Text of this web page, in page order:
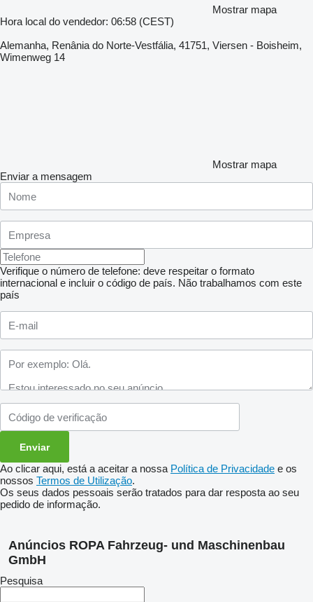
Mostrar mapa
Hora local do vendedor: 06:58 (CEST)
Alemanha, Renânia do Norte-Vestfália, 41751, Viersen - Boisheim,
Wimenweg 14
Mostrar mapa
Enviar a mensagem
Verifique o número de telefone: deve respeitar o formato
internacional e incluir o código de país. Não trabalhamos com este
país
Ao clicar aqui, está a aceitar a nossa Política de Privacidade e os
nossos Termos de Utilização.
Os seus dados pessoais serão tratados para dar resposta ao seu
pedido de informação.
Anúncios ROPA Fahrzeug- und Maschinenbau
GmbH
Pesquisa